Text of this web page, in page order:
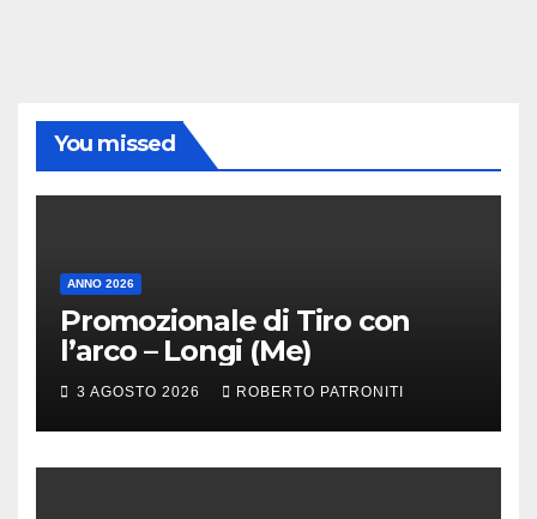
You missed
ANNO 2026
Promozionale di Tiro con
l’arco – Longi (Me)
3 AGOSTO 2026 ROBERTO PATRONITI